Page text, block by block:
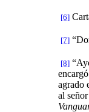
[6]
[7]
[8]
agrado
al